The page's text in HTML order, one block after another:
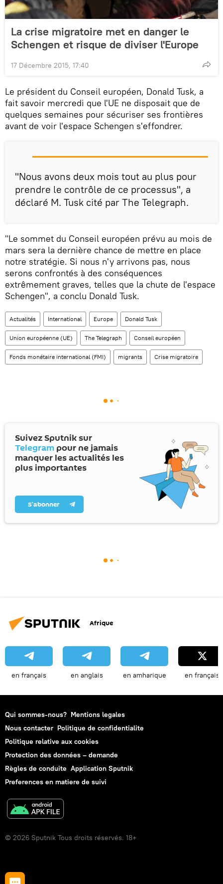
La crise migratoire met en danger le
Schengen et risque de diviser l'Europe
17 Décembre 2015, 17:40
Le président du Conseil européen, Donald Tusk, a
fait savoir mercredi que l'UE ne disposait que de
quelques semaines pour sécuriser ses frontières
avant de voir l'espace Schengen s'effondrer.
"Nous avons deux mois tout au plus pour
prendre le contrôle de ce processus", a
déclaré M. Tusk cité par The Telegraph.
"Le sommet du Conseil européen prévu au mois de
mars sera la dernière chance de mettre en place
notre stratégie. Si nous n'y arrivons pas, nous
serons confrontés à des conséquences
extrêmement graves, telles que la chute de l'espace
Schengen", a conclu Donald Tusk.
Actualités International Europe Donald Tusk
Union européenne (UE) The Telegraph Conseil européen
Fonds monétaire international (FMI) migrants Crise migratoire
Suivez Sputnik sur
Telegram pour ne jamais
manquer les actualités les
plus importantes
S’abonner
Afrique
en français en anglais en amharique en français
Qui sommes-nous? Mentions legales
Nous contacter Politique de confidentialite
Politique relative aux cookies
Protection des données – demande
Règles de conduite Application Sputnik
Preferences en matiere de suivi
© 2026 Sputnik Tous droits réservés. 18+